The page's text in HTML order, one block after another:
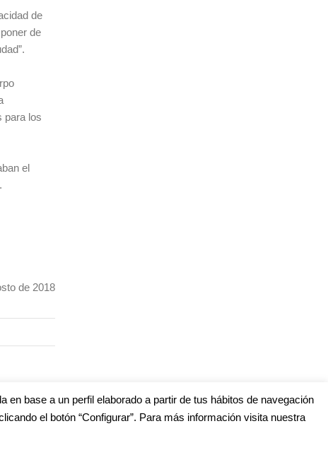
de
de
para los
el
de 2018
base a un perfil elaborado a partir de tus hábitos de navegación
el botón “Configurar”. Para más información visita nuestra